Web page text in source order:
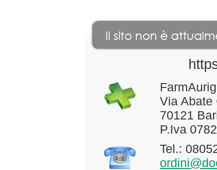
Via Abate
70121
P.Iva
Tel.: